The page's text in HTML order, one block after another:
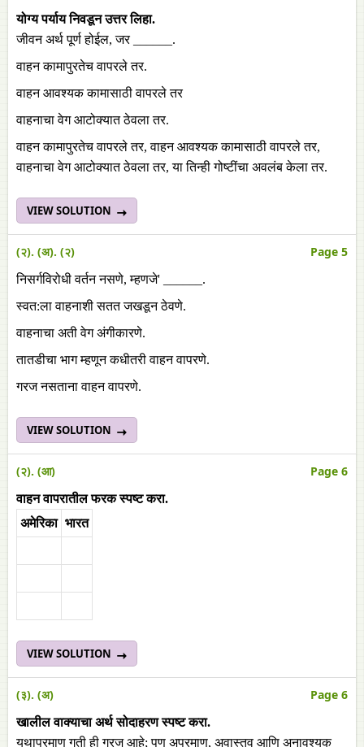
योग्यपर्यायनिवडूनउत्तरलिहा.
जीवन अर्थ पूर्ण होईल, जर ______.
वाहन कामापुरतेच वापरले तर.
वाहन आवश्यक कामासाठी वापरले तर
वाहनाचा वेग आटोक्यात ठेवला तर.
वाहन कामापुरतेच वापरले तर, वाहन आवश्यक कामासाठी वापरले तर,
वाहनाचा वेग आटोक्यात ठेवला तर, या तिन्ही गोष्टींचा अवलंब केला तर.
VIEW SOLUTION
(२). (अ). (२) Page 5
निसर्गविरोधी वर्तन नसणे, म्हणजे' ______.
स्वत:ला वाहनाशी सतत जखडून ठेवणे.
वाहनाचा अती वेग अंगीकारणे.
तातडीचा भाग म्हणून कधीतरी वाहन वापरणे.
गरज नसताना वाहन वापरणे.
VIEW SOLUTION
(२). (आ) Page 6
वाहन वापरातील फरक स्पष्ट करा.
अमेरिका भारत
VIEW SOLUTION
(३). (अ) Page 6
खालील वाक्याचा अर्थ सोदाहरण स्पष्ट करा.
यथाप्रमाण गती ही गरज आहे; पण अप्रमाण, अवास्तव आणि अनावश्यक